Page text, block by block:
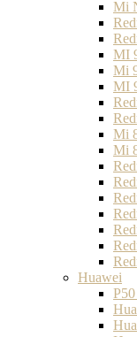
Mi
MI
Mi
MI
Mi
Mi
Huawei